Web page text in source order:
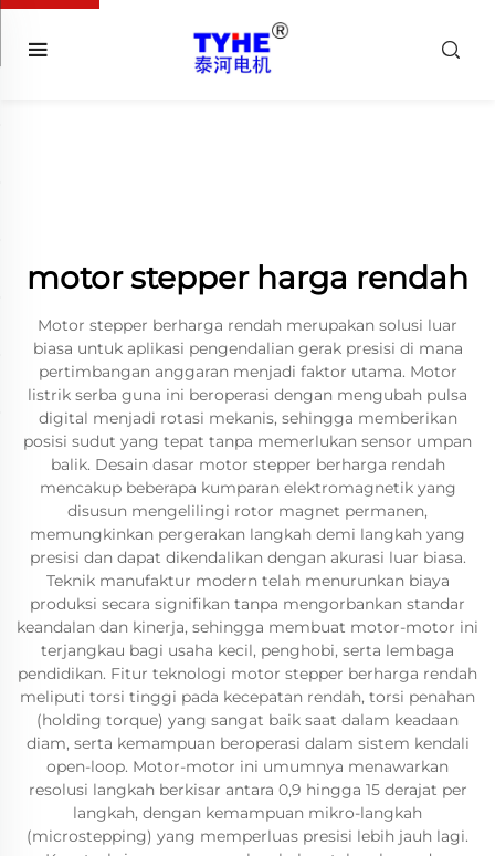
motor stepper harga rendah
Motor stepper berharga rendah merupakan solusi luar
biasa untuk aplikasi pengendalian gerak presisi di mana
pertimbangan anggaran menjadi faktor utama. Motor
listrik serba guna ini beroperasi dengan mengubah pulsa
digital menjadi rotasi mekanis, sehingga memberikan
posisi sudut yang tepat tanpa memerlukan sensor umpan
balik. Desain dasar motor stepper berharga rendah
mencakup beberapa kumparan elektromagnetik yang
disusun mengelilingi rotor magnet permanen,
memungkinkan pergerakan langkah demi langkah yang
presisi dan dapat dikendalikan dengan akurasi luar biasa.
Teknik manufaktur modern telah menurunkan biaya
produksi secara signifikan tanpa mengorbankan standar
keandalan dan kinerja, sehingga membuat motor-motor ini
terjangkau bagi usaha kecil, penghobi, serta lembaga
pendidikan. Fitur teknologi motor stepper berharga rendah
meliputi torsi tinggi pada kecepatan rendah, torsi penahan
(holding torque) yang sangat baik saat dalam keadaan
diam, serta kemampuan beroperasi dalam sistem kendali
open-loop. Motor-motor ini umumnya menawarkan
resolusi langkah berkisar antara 0,9 hingga 15 derajat per
langkah, dengan kemampuan mikro-langkah
(microstepping) yang memperluas presisi lebih jauh lagi.